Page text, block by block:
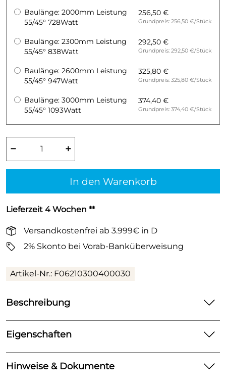
Baulänge: 2000mm Leistung
55/45° 728Watt
256,50 €
Grundpreis: 256,50 €/Stück
Baulänge: 2300mm Leistung
55/45° 838Watt
292,50 €
Grundpreis: 292,50 €/Stück
Baulänge: 2600mm Leistung
55/45° 947Watt
325,80 €
Grundpreis: 325,80 €/Stück
Baulänge: 3000mm Leistung
55/45° 1093Watt
374,40 €
Grundpreis: 374,40 €/Stück
− +
In den Warenkorb
Lieferzeit 4 Wochen **
Versandkostenfrei ab 3.999€ in D
2% Skonto bei Vorab-Banküberweisung
Artikel-Nr.: F06210300400030
Beschreibung
Modernisieren soll das Wohnen angenehmer
machen. Deshalb bietet Purmo durchdachte
Modernisierung entwickelt wurden.
Eigenschaften
Heizkörper
Hinweise & Dokumente